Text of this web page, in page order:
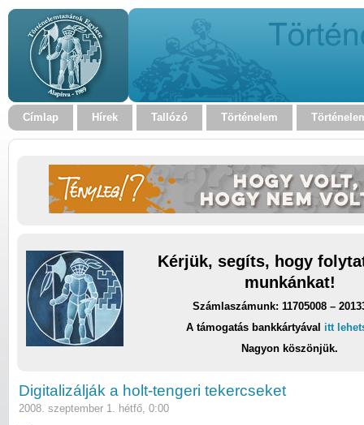
Címlap Hírek Tallózó Történelem
Kérjük, segíts, hogy
munkánkat!
Számlaszámunk: 11705008 –
A támogatás bankkártyával itt
Nagyon köszönjük.
Digitalizálják a holt-tengeri tekercseket
2008. szeptember 1. hétfő, 0:00